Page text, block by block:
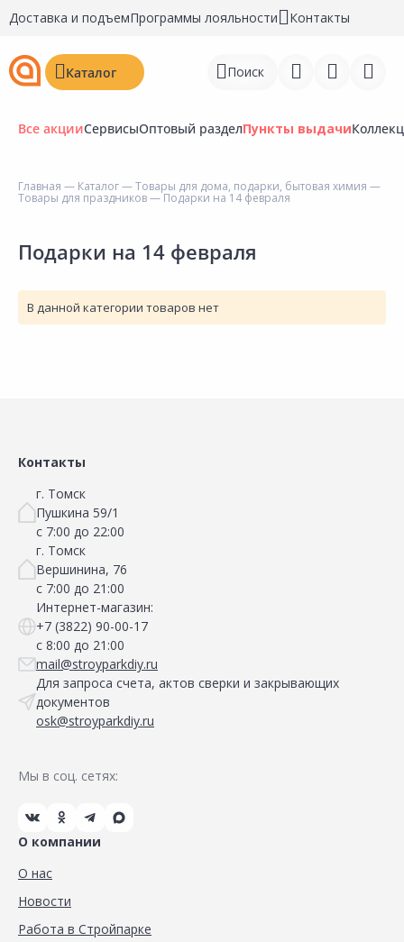
Доставка и подъемПрограммы лояльности Контакты
Каталог Поиск
Войти
Регистрация
Избранное
Все акцииСервисыОптовый разделПункты выдачи
Главная — Каталог—Товары для дома, подарки, бытовая химия —
Товары для праздников— Подарки на 14 февраля
Подарки на 14 февраля
В данной категории товаров нет
Контакты
г. Томск
Пушкина 59/1
с 7:00 до 22:00
г. Томск
Вершинина, 76
с 7:00 до 21:00
Интернет-магазин:
+7 (3822) 90-00-17
с 8:00 до 21:00
mail@stroyparkdiy.ru
Для запроса счета, актов сверки и закрывающих
документов
osk@stroyparkdiy.ru
Мы в соц. сетях:
О компании
О нас
Новости
Работа в Стройпарке